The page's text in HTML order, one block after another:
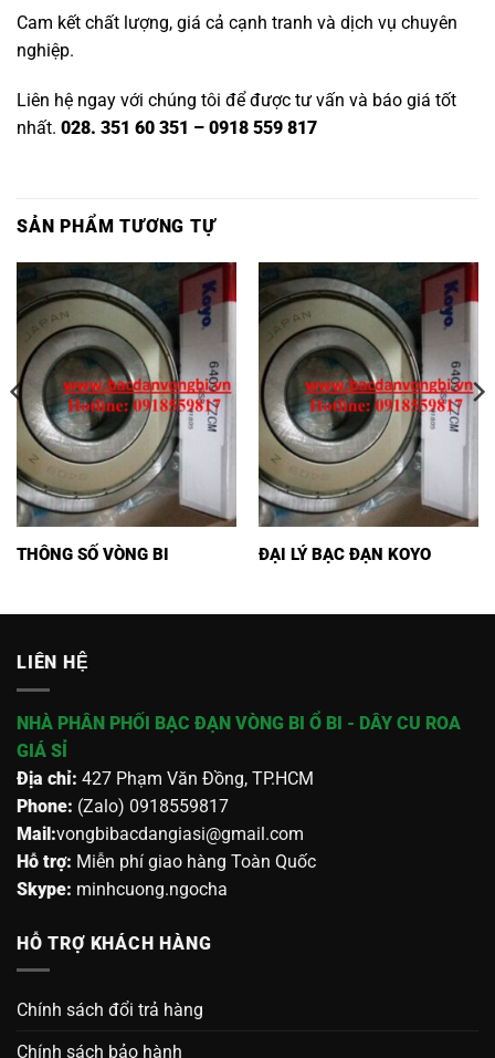
Cam kết chất lượng, giá cả cạnh tranh và dịch vụ chuyên
nghiệp.
Liên hệ ngay với chúng tôi để được tư vấn và báo giá tốt
nhất. 028. 351 60 351 – 0918 559 817
SẢN PHẨM TƯƠNG TỰ
THÔNG SỐ VÒNG BI ĐẠI LÝ BẠC ĐẠN KOYO
LIÊN HỆ
NHÀ PHÂN PHỐI BẠC ĐẠN VÒNG BI Ổ BI - DÂY CU ROA
GIÁ SỈ
Địa chỉ: 427 Phạm Văn Đồng, TP.HCM
Phone: (Zalo) 0918559817
Mail:vongbibacdangiasi@gmail.com
Hỗ trợ: Miễn phí giao hàng Toàn Quốc
Skype: minhcuong.ngocha
HỖ TRỢ KHÁCH HÀNG
Chính sách đổi trả hàng
Chính sách bảo hành